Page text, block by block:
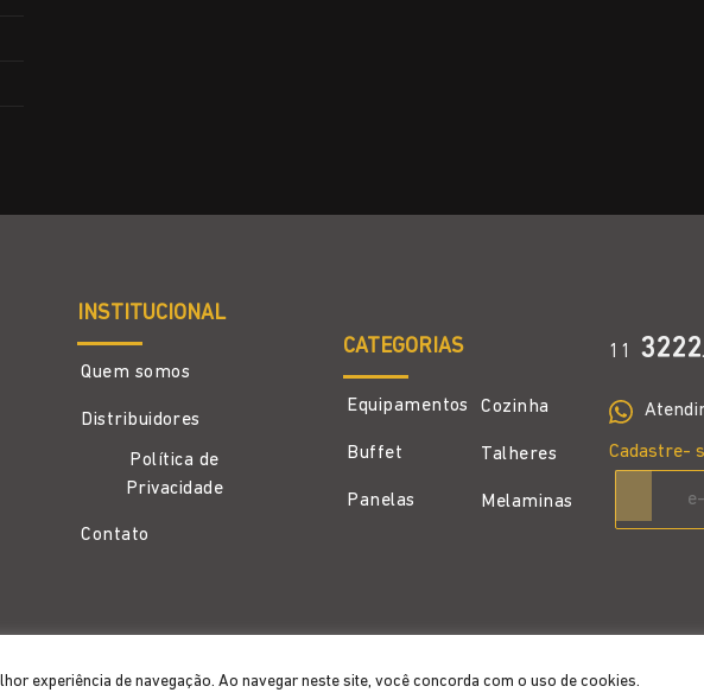
experiência de navegação. Ao navegar neste site, você concorda com o uso de cookies.
INSTITUCIONAL
Quem somos
Distribuidores
Política de
Privacidade
Contato
CATEGORIAS
Equipamentos
Buffet
Panelas
Cozinha
Talheres
Melaminas
11 3222.
Cadastre-